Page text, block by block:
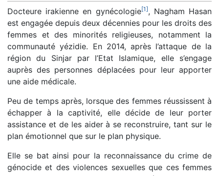
Docteure irakienne en gynécologie[1], Nagham Hasan
est engagée depuis deux décennies pour les droits des
femmes et des minorités religieuses, notamment la
communauté yézidie. En 2014, après l’attaque de la
région du Sinjar par l’Etat Islamique, elle s’engage
auprès des personnes déplacées pour leur apporter
une aide médicale.
Peu de temps après, lorsque des femmes réussissent à
échapper à la captivité, elle décide de leur porter
assistance et de les aider à se reconstruire, tant sur le
plan émotionnel que sur le plan physique.
Elle se bat ainsi pour la reconnaissance du crime de
génocide et des violences sexuelles que ces femmes